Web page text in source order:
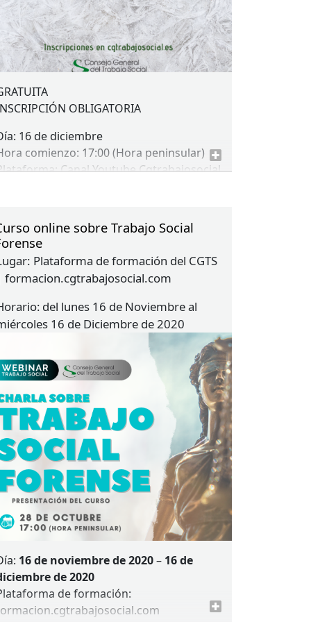
OBLIGATORIA
16 de diciembre
comienzo: 17:00 (Hora peninsular)
Canal Youtube Cgtrabajosocial
online sobre Trabajo Social
Plataforma de formación del CGTS
formacion.cgtrabajosocial.com
del lunes 16 de Noviembre al
16 de Diciembre de 2020
16 de noviembre de 2020– 16 de
de 2020
de formación: